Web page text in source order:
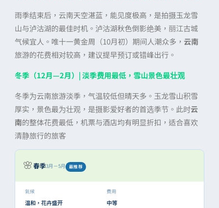
雨季结束后，云南天空湛蓝，能见度极高，是拍摄玉龙雪
山与泸沽湖的最佳时机。泸沽湖秋色倒影绝美，丽江古城
气候宜人。唯十一黄金周（10月初）期间人潮众多， 云南
旅游的花费相对较高，建议提早预订或错峰出行。
冬季（12月—2月）| 淡季费用最低，雪山景色最壮观
冬季为云南旅游淡季，气温较低但晴天多。玉龙雪山积雪
厚实，景色最为壮观，是摄影爱好者的首选季节。此时云
南的整体花费最低，机票与酒店均有明显折扣，适合喜欢
清静旅行的旅客
🌸春季3月－5月 最推荐
氣候
温和，花卉盛开
費用
中等